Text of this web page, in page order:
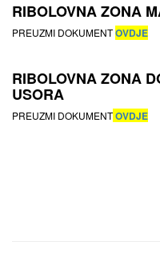
RIBOLOVNA ZONA
PREUZMI DOKUMENTOVDJE
RIBOLOVNA ZONA
USORA
PREUZMI DOKUMENTOVDJE